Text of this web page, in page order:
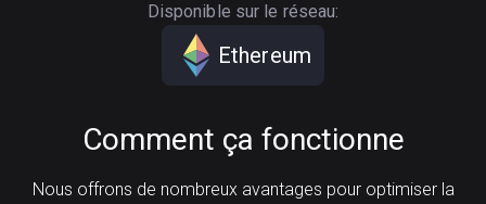
Disponible sur le réseau:
Ethereum
Comment ça fonctionne
Nous offrons de nombreux avantages pour optimiser la